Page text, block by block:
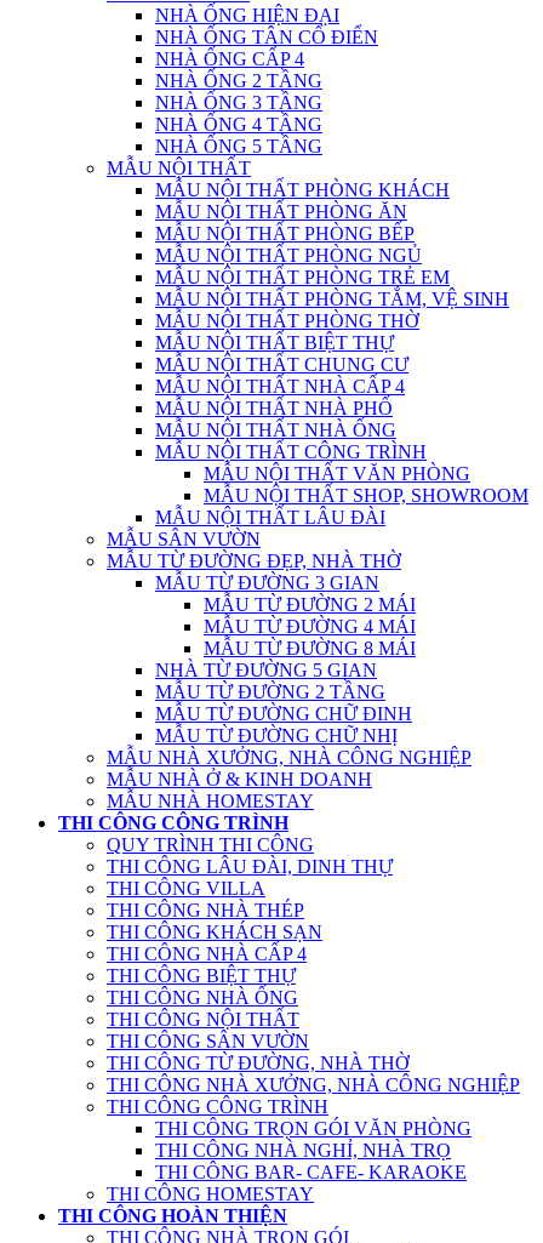
NHÀ ỐNG HIỆN ĐẠI
NHÀ ỐNG TÂN CỔ ĐIỂN
NHÀ ỐNG CẤP 4
NHÀ ỐNG 2 TẦNG
NHÀ ỐNG 3 TẦNG
NHÀ ỐNG 4 TẦNG
NHÀ ỐNG 5 TẦNG
MẪU NỘI THẤT
MẪU NỘI THẤT PHÒNG KHÁCH
MẪU NỘI THẤT PHÒNG ĂN
MẪU NỘI THẤT PHÒNG BẾP
MẪU NỘI THẤT PHÒNG NGỦ
MẪU NỘI THẤT PHÒNG TRẺ EM
MẪU NỘI THẤT PHÒNG TẮM, VỆ SINH
MẪU NỘI THẤT PHÒNG THỜ
MẪU NỘI THẤT BIỆT THỰ
MẪU NỘI THẤT CHUNG CƯ
MẪU NỘI THẤT NHÀ CẤP 4
MẪU NỘI THẤT NHÀ PHỐ
MẪU NỘI THẤT NHÀ ỐNG
MẪU NỘI THẤT CÔNG TRÌNH
MẪU NỘI THẤT VĂN PHÒNG
MẪU NỘI THẤT SHOP, SHOWROOM
MẪU NỘI THẤT LÂU ĐÀI
MẪU SÂN VƯỜN
MẪU TỪ ĐƯỜNG ĐẸP, NHÀ THỜ
MẪU TỪ ĐƯỜNG 3 GIAN
MẪU TỪ ĐƯỜNG 2 MÁI
MẪU TỪ ĐƯỜNG 4 MÁI
MẪU TỪ ĐƯỜNG 8 MÁI
NHÀ TỪ ĐƯỜNG 5 GIAN
MẪU TỪ ĐƯỜNG 2 TẦNG
MẪU TỪ ĐƯỜNG CHỮ ĐINH
MẪU TỪ ĐƯỜNG CHỮ NHỊ
MẪU NHÀ XƯỞNG, NHÀ CÔNG NGHIỆP
MẪU NHÀ Ở & KINH DOANH
MẪU NHÀ HOMESTAY
THI CÔNG CÔNG TRÌNH
QUY TRÌNH THI CÔNG
THI CÔNG LÂU ĐÀI, DINH THỰ
THI CÔNG VILLA
THI CÔNG NHÀ THÉP
THI CÔNG KHÁCH SẠN
THI CÔNG NHÀ CẤP 4
THI CÔNG BIỆT THỰ
THI CÔNG NHÀ ỐNG
THI CÔNG NỘI THẤT
THI CÔNG SÂN VƯỜN
THI CÔNG TỪ ĐƯỜNG, NHÀ THỜ
THI CÔNG NHÀ XƯỞNG, NHÀ CÔNG NGHIỆP
THI CÔNG CÔNG TRÌNH
THI CÔNG TRỌN GÓI VĂN PHÒNG
THI CÔNG NHÀ NGHỈ, NHÀ TRỌ
THI CÔNG BAR- CAFE- KARAOKE
THI CÔNG HOMESTAY
THI CÔNG HOÀN THIỆN
THI CÔNG NHÀ TRỌN GÓI